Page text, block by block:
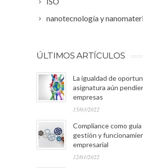
nanotecnología y
ÚLTIMOS ARTÍCULOS
La igualdad de
asignatura aún
empresas
15/03/2022
Compliance como
gestión y
empresarial
12/01/2022